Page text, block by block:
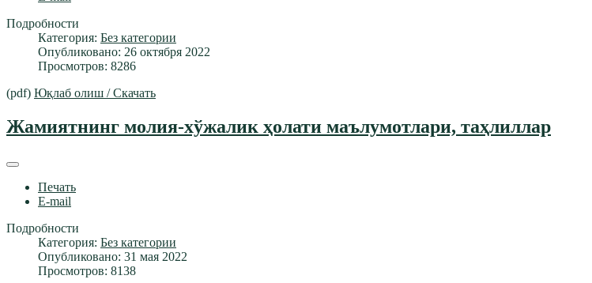
Подробности
Категория: Без категории
Опубликовано: 26 октября 2022
Просмотров: 8286
(pdf) Юқлаб олиш / Скачать
Жамиятнинг молия-хўжалик ҳолати маълумотлари, таҳлиллар
Печать
E-mail
Подробности
Категория: Без категории
Опубликовано: 31 мая 2022
Просмотров: 8138